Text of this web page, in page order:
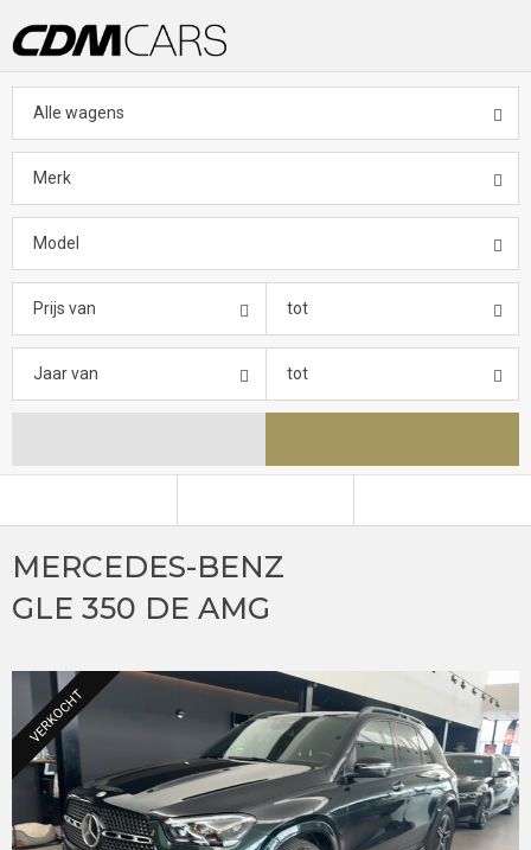
Alle wagens
Merk
Model
Prijs van tot
Jaar van tot
MERCEDES-BENZ
GLE 350 DE AMG
VERKOCHT